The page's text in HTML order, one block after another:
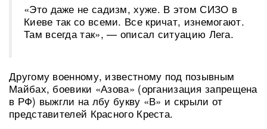
«Это даже не садизм, хуже. В этом СИЗО в
Киеве так со всеми. Все кричат, изнемогают.
Там всегда так», — описал ситуацию Лега.
Другому военному, известному под позывным
Майбах, боевики «Азова» (организация запрещена
в РФ) выжгли на лбу букву «В» и скрыли от
представителей Красного Креста.